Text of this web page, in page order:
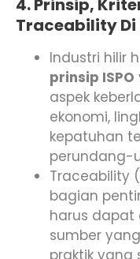
4. Prinsip,
Traceability Di
Industri hilir
prinsip ISPO
aspek
ekonomi,
kepatuhan
perundang-
Traceability
bagian
harus dapat
sumber
praktik yang